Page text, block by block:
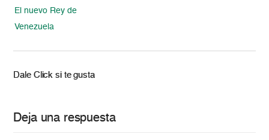
El nuevo Rey de
Venezuela
Dale Click si te gusta
Deja una respuesta